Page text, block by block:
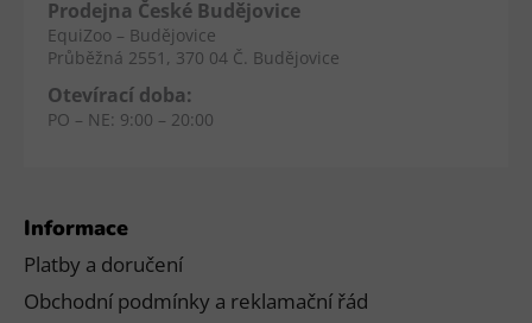
Informace
Platby a doručení
Obchodní podmínky a reklamační řád
Prodejna České Budějovice
EquiZoo – Budějovice
Průběžná 2551, 370 04 Č. Budějovice
Otevírací doba:
PO – NE: 9:00 – 20:00